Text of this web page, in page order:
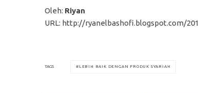
Oleh: Riyan
URL: http://ryanelbashofi.blogspot.com/
TAGS LEBIH BAIK DENGAN PRODUK SYARIAH